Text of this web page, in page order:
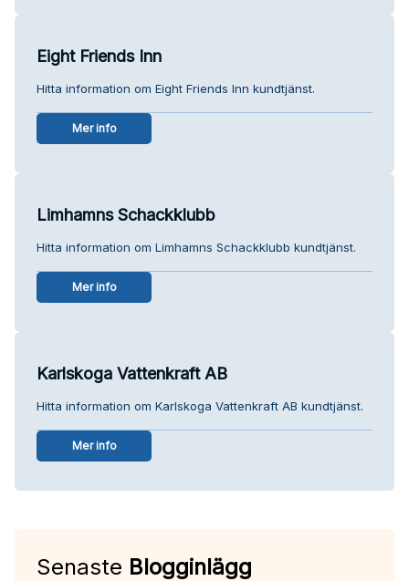
Eight Friends Inn
Hitta information om Eight Friends Inn kundtjänst.
Mer info
Limhamns Schackklubb
Hitta information om Limhamns Schackklubb kundtjänst.
Mer info
Karlskoga Vattenkraft AB
Hitta information om Karlskoga Vattenkraft AB kundtjänst.
Mer info
Senaste Blogginlägg